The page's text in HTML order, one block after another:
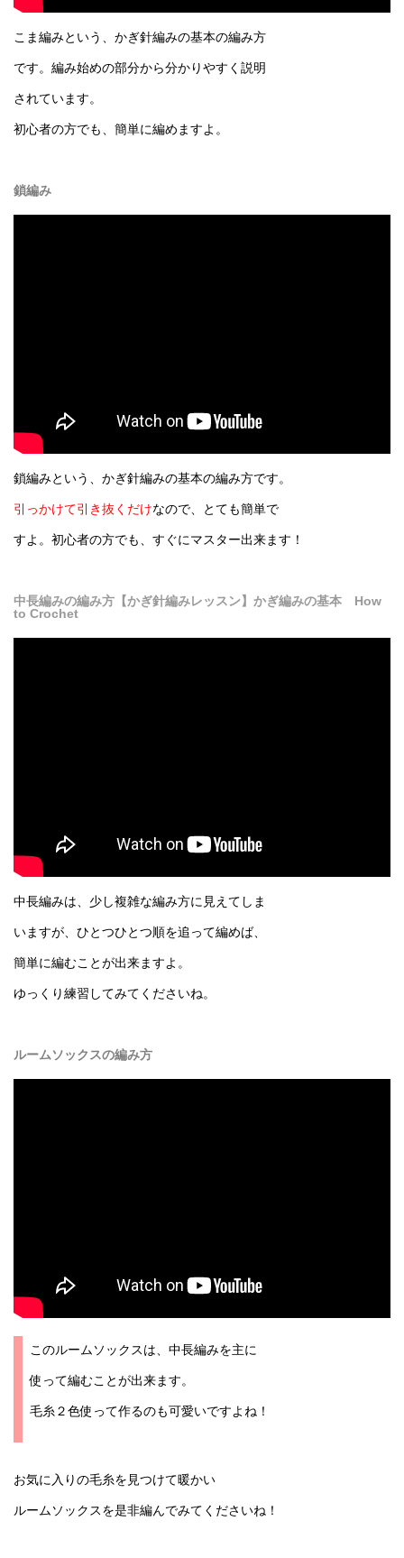
こま編みという、かぎ針編みの基本の編み方
です。編み始めの部分から分かりやすく説明
されています。
初心者の方でも、簡単に編めますよ。
鎖編み
鎖編みという、かぎ針編みの基本の編み方です。
引っかけて引き抜くだけなので、とても簡単で
すよ。初心者の方でも、すぐにマスター出来ます！
中長編みの編み方【かぎ針編みレッスン】かぎ編みの基本 How
to Crochet
中長編みは、少し複雑な編み方に見えてしま
いますが、ひとつひとつ順を追って編めば、
簡単に編むことが出来ますよ。
ゆっくり練習してみてくださいね。
ルームソックスの編み方
このルームソックスは、中長編みを主に
使って編むことが出来ます。
毛糸２色使って作るのも可愛いですよね！
お気に入りの毛糸を見つけて暖かい
ルームソックスを是非編んでみてくださいね！